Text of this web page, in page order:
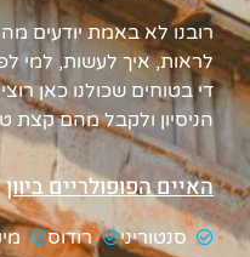
רובנו לא באמת יודעים
לראות, איך לעשות, למי
די בטוחים שכולנו כאן
הניסיון ולקבל מהם קצת
האיים הפופולריים ביוון
סנטוריני רודוס